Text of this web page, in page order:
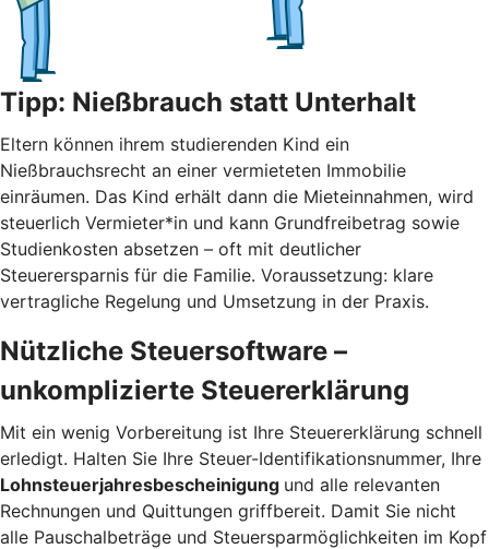
Tipp: Nießbrauch statt Unterhalt
Eltern können ihrem studierenden Kind ein
Nießbrauchsrecht an einer vermieteten Immobilie
einräumen. Das Kind erhält dann die Mieteinnahmen, wird
steuerlich Vermieter*in und kann Grundfreibetrag sowie
Studienkosten absetzen – oft mit deutlicher
Steuerersparnis für die Familie. Voraussetzung: klare
vertragliche Regelung und Umsetzung in der Praxis.
Nützliche Steuersoftware –
unkomplizierte Steuererklärung
Mit ein wenig Vorbereitung ist Ihre Steuererklärung schnell
erledigt. Halten Sie Ihre Steuer-Identifikationsnummer, Ihre
Lohnsteuerjahresbescheinigung und alle relevanten
Rechnungen und Quittungen griffbereit. Damit Sie nicht
alle Pauschalbeträge und Steuersparmöglichkeiten im Kopf